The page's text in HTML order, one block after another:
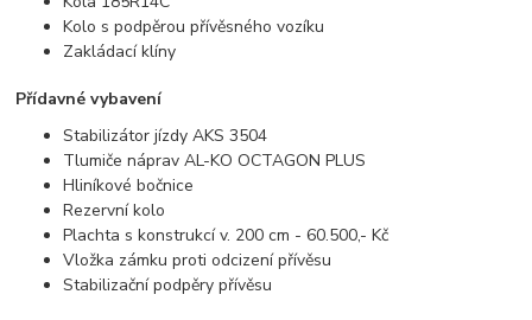
Kolo s podpěrou přívěsného vozíku
Zakládací klíny
Přídavné vybavení
Stabilizátor jízdy AKS 3504
Tlumiče náprav AL-KO OCTAGON PLUS
Hliníkové bočnice
Rezervní kolo
Plachta s konstrukcí v. 200 cm - 60.500,- Kč
Vložka zámku proti odcizení přívěsu
Stabilizační podpěry přívěsu